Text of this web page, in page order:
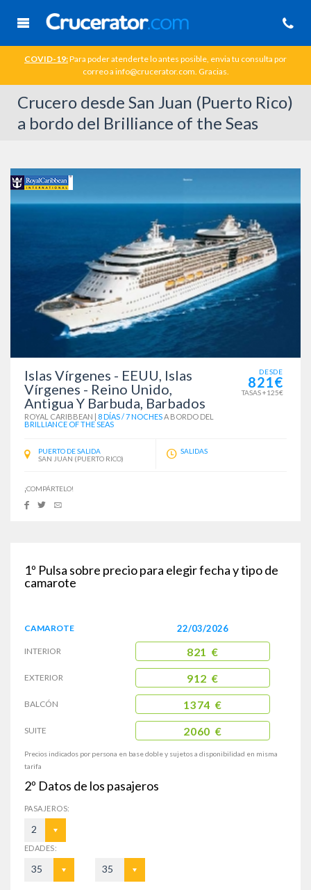
COVID-19:Para poder atenderte lo antes posible, envia tu consulta por
correo a info@crucerator.com. Gracias.
Crucero desde San Juan (Puerto Rico)
a bordo del Brilliance of the Seas
Islas Vírgenes - EEUU, Islas
Vírgenes - Reino Unido,
Antigua Y Barbuda, Barbados
ROYAL CARIBBEAN 8 DÍAS / 7 NOCHESA BORDO DEL
BRILLIANCE OF THE SEAS
DESDE
821€
TASAS +125€
PUERTO DE SALIDA
SAN JUAN (PUERTO RICO)
SALIDAS
¡COMPÁRTELO!
1º Pulsa sobre precio para elegir fecha y tipo de
camarote
CAMAROTE
INTERIOR
EXTERIOR
BALCÓN
SUITE
22/03/2026
821 €
912 €
1374 €
2060 €
Precios indicados por persona en base doble y sujetos a disponibilidad en misma
tarifa
2º Datos de los pasajeros
PASAJEROS:
2
EDADES:
35 35